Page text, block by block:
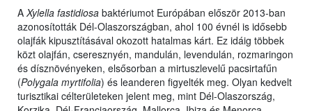
A Xylella fastidiosa baktériumot Európában először 2013-ban
azonosították Dél-Olaszországban, ahol 100 évnél is idősebb
olajfák kipusztításával okozott hatalmas kárt. Ez idáig többek
közt olajfán, cseresznyén, mandulán, levendulán, rozmaringon
és dísznövényeken, elsősorban a mirtuszlevelű pacsirtafűn
(Polygala myrtifolia) és leanderen figyelték meg. Olyan kedvelt
turisztikai célterületeken jelent meg, mint Dél-Olaszország,